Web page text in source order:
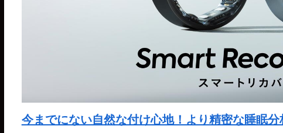
今までにない自然な付け心地！より精密な睡眠